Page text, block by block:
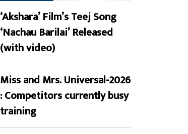
‘Akshara’ Film’s Teej Song
‘Nachau Barilai’ Released
(with video)
Miss and Mrs. Universal-2026
: Competitors currently busy
training